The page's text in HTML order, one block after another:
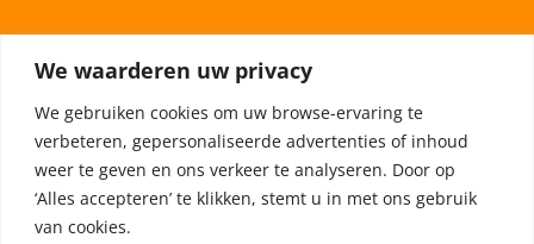
We waarderen uw privacy
We gebruiken cookies om uw browse-ervaring te
verbeteren, gepersonaliseerde advertenties of inhoud
weer te geven en ons verkeer te analyseren. Door op
‘Alles accepteren’ te klikken, stemt u in met ons gebruik
van cookies.
Plaats uw vacature 30 dagen gratis
Adverteren op Meta